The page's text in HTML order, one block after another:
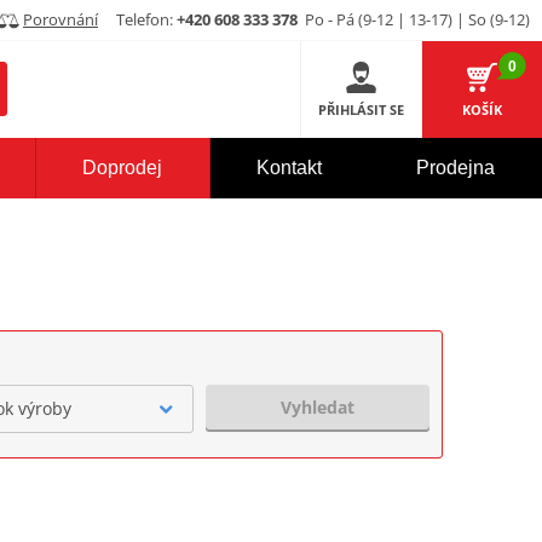
Porovnání Telefon:+420 608 333 378 Po - Pá (9-12 | 13-17) | So (9-12)
PŘIHLÁSIT SE
0
KOŠÍK
Doprodej Kontakt Prodejna
výroby Vyhledat